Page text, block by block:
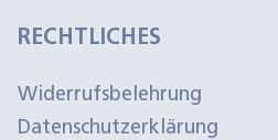
RECHTLICHES
Widerrufsbelehrung
Datenschutzerklärung